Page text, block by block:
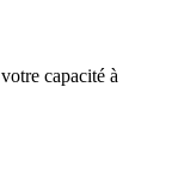
capacité à